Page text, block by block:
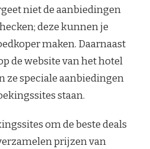
niet de aanbiedingen
deze kunnen je
maken. Daarnaast
de website van het hotel
ze speciale aanbiedingen
staan.
om de beste deals
prijzen van